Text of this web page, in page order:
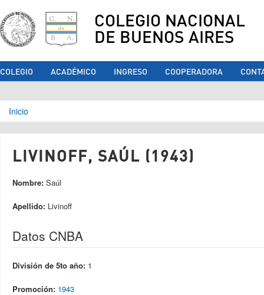
COLEGIO NACIONAL
DE BUENOS AIRES
COLEGIO ACADÉMICO INGRESO COOPERADORA
Se encuentra usted aquí
Inicio
LIVINOFF, SAÚL (1943)
Nombre: Saúl
Apellido: Livinoff
Datos CNBA
División de 5to año: 1
Promoción: 1943